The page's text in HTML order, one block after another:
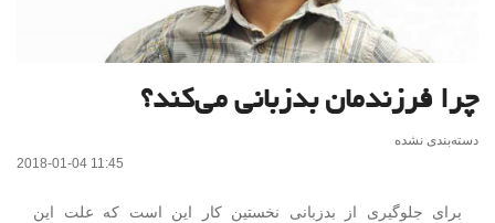
چرا فرزندمان بدزبانی می‌کند؟
دسته‌بندی نشده
2018-01-04 11:45
برای جلوگیری از بدزبانی نخستین کار این است که علت این